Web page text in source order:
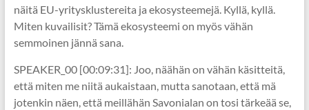
näitä EU-yritysklustereita ja ekosysteemejä. Kyllä, kyllä.
Miten kuvailisit? Tämä ekosysteemi on myös vähän
semmoinen jännä sana.
SPEAKER_00 [00:09:31]: Joo, näähän on vähän käsitteitä,
että miten me niitä aukaistaan, mutta sanotaan, että mä
jotenkin näen, että meillähän Savonialan on tosi tärkeää se,